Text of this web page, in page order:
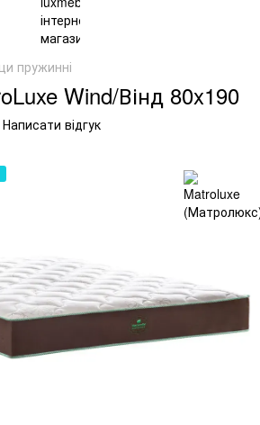
пружинні
Wind/Вінд 80x190
Написати відгук